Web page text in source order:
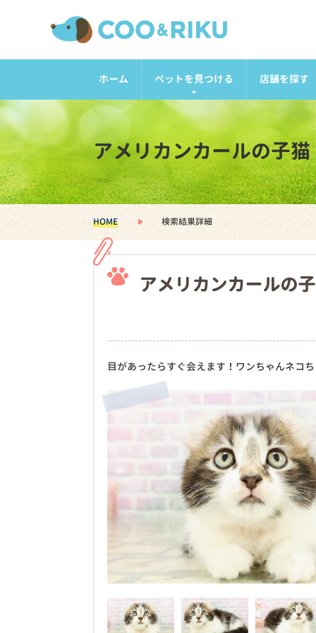
ホーム ペットを見つける 店舗を探す
アメリカンカールの子
HOME 検索結果詳細
アメリカンカール
目があったらすぐ会えます！ワンちゃんネコ